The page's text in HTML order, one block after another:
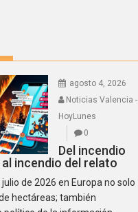
agosto 4, 2026
Noticias Valencia -
HoyLunes
0
Del incendio
al incendio del relato
de 2026 en Europa no solo
hectáreas; también